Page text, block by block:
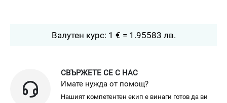
Валутен курс: 1 € = 1.95583 лв.
СВЪРЖЕТЕ СЕ С НАС
Имате нужда от помощ?
Нашият компетентен екип е винаги готов да ви